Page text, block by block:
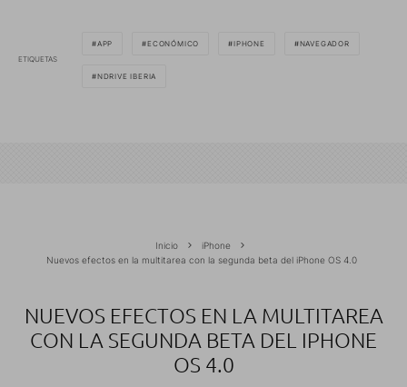
ETIQUETAS
APP ECONÓMICO IPHONE NAVEGADOR
NDRIVE IBERIA
Inicio
iPhone
Nuevos efectos en la multitarea con la segunda beta del iPhone OS 4.0
NUEVOS EFECTOS EN LA MULTITAREA
CON LA SEGUNDA BETA DEL IPHONE
OS 4.0